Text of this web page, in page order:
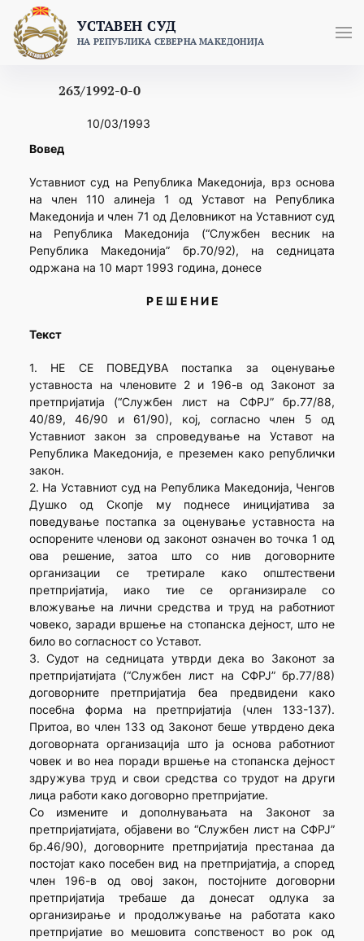
content
УСТАВЕН СУД
НА РЕПУБЛИКА СЕВЕРНА МАКЕДОНИЈА
263/1992-0-0
10/03/1993
Вовед
Уставниот суд на Република Македонија, врз основа
на член 110 алинеја 1 од Уставот на Република
Македонија и член 71 од Деловникот на Уставниот суд
на Република Македонија (“Службен весник на
Република Македонија” бр.70/92), на седницата
одржана на 10 март 1993 година, донесе
Р Е Ш Е Н И Е
Текст
1. НЕ СЕ ПОВЕДУВА постапка за оценување
уставноста на членовите 2 и 196-в од Законот за
претпријатија (“Службен лист на СФРЈ” бр.77/88,
40/89, 46/90 и 61/90), кој, согласно член 5 од
Уставниот закон за спроведување на Уставот на
Република Македонија, е преземен како републички
закон.
2. На Уставниот суд на Република Македонија, Ченгов
Душко од Скопје му поднесе иницијатива за
поведување постапка за оценување уставноста на
оспорените членови од законот означен во точка 1 од
ова решение, затоа што со нив договорните
организации се третирале како општествени
претпријатија, иако тие се организирале со
вложување на лични средства и труд на работниот
човеко, заради вршење на стопанска дејност, што не
било во согласност со Уставот.
3. Судот на седницата утврди дека во Законот за
претпријатијата (“Службен лист на СФРЈ” бр.77/88)
договорните претпријатија беа предвидени како
посебна форма на претпријатија (член 133-137).
Притоа, во член 133 од Законот беше утврдено дека
договорната организација што ја основа работниот
човек и во неа поради вршење на стопанска дејност
здружува труд и свои средства со трудот на други
лица работи како договорно претпријатие.
Со измените и дополнувањата на Законот за
претпријатијата, објавени во “Службен лист на СФРЈ”
бр.46/90), договорните претпријатија престанаа да
постојат како посебен вид на претпријатија, а според
член 196-в од овој закон, постојните договорни
претпријатија требаше да донесат одлука за
организирање и продолжување на работата како
претпријатие во мешовита сопственост во рок од